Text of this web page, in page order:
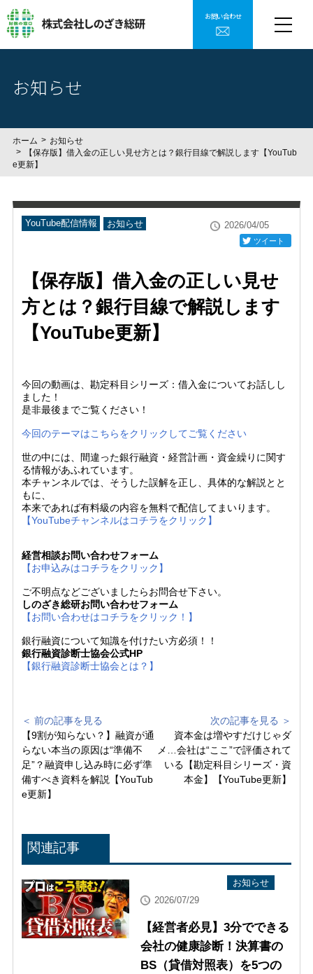
お問い合わせ
お知らせ
ホーム
お知らせ
【保存版】借入金の正しい見せ方とは？銀行目線で解説します【YouTub
e更新】
YouTube配信情報 お知らせ 2026/04/05
ツイート
【保存版】借入金の正しい見せ
方とは？銀行目線で解説します
【YouTube更新】
今回の動画は、勘定科目シリーズ：借入金についてお話しし
ました！
是非最後までご覧ください！
今回のテーマはこちらをクリックしてご覧ください
世の中には、間違った銀行融資・経営計画・資金繰りに関す
る情報があふれています。
本チャンネルでは、そうした誤解を正し、具体的な解説とと
もに、
本来であれば有料級の内容を無料で配信してまいります。
【YouTubeチャンネルはコチラをクリック】
経営相談お問い合わせフォーム
【お申込みはコチラをクリック】
ご不明点などございましたらお問合せ下さい。
しのざき総研お問い合わせフォーム
【お問い合わせはコチラをクリック！】
銀行融資について知識を付けたい方必須！！
銀行融資診断士協会公式HP
【銀行融資診断士協会とは？】
＜ 前の記事を見る
【9割が知らない？】融資が通
らない本当の原因は“準備不
足”？融資申し込み時に必ず準
備すべき資料を解説【YouTub
e更新】
次の記事を見る ＞
資本金は増やすだけじゃダ
メ…会社は“ここ”で評価されて
いる【勘定科目シリーズ・資
本金】【YouTube更新】
関連記事
お知らせ
2026/07/29
【経営者必見】3分でできる
会社の健康診断！決算書の
BS（貸借対照表）を5つの